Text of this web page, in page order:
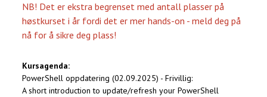
NB! Det er ekstra begrenset med antall plasser på
høstkurset i år fordi det er mer hands-on - meld deg på
nå for å sikre deg plass!
Kursagenda:
PowerShell oppdatering (02.09.2025) - Frivillig:
A short introduction to update/refresh your PowerShell